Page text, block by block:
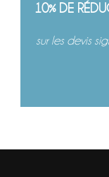
10% DE
sur les devis